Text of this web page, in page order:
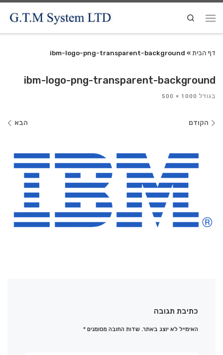
Search
דף הבית »
ibm-logo-png-transparent-background
ibm-logo-png-transparent-background
בגודל
ניווטהקודם הבא
כתיבת תגובה
האימייל לא יוצג באתר. שדות החובה מסומנים*